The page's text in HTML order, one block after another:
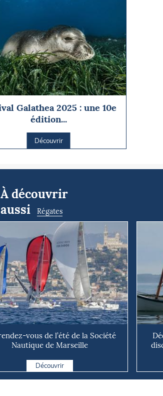
Galathea 2025 : une 10e
édition...
Découvrir
À découvrir
aussi
Régates
vous de l’été de la Société
Nautique de Marseille
Découvrir